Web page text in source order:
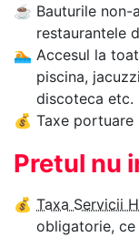
☕ Bauturile non-
restaurantele
🏊‍ Accesul la
piscina,
discoteca etc.
💰 Taxe portuare
Pretul nu
💰 Taxa Servicii
obligatorie,